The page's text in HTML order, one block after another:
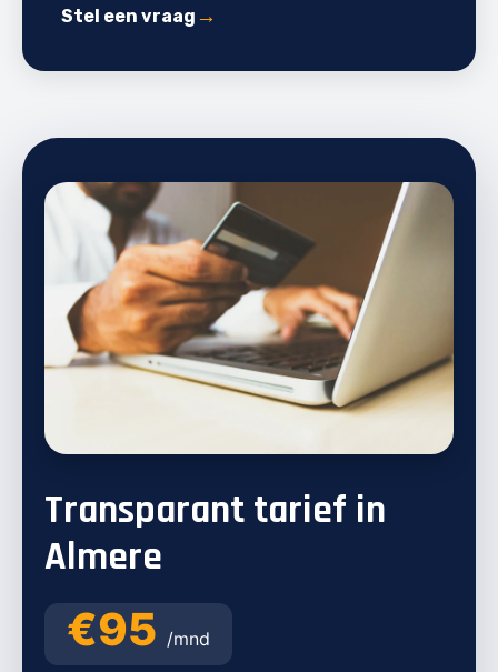
Stel een vraag
Transparant tarief in
Almere
€95 /mnd